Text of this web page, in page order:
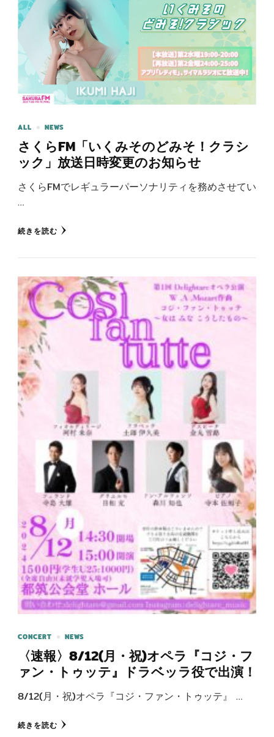
ALL NEWS
さくらFM「いくみそのどみそ！クラシ
ック」放送日時変更のお知らせ
さくらFMでレギュラーパーソナリティを務めさせてい
…
続きを読む
CONCERT NEWS
〈速報〉8/12(月・祝)オペラ『コジ・フ
ァン・トゥッテ』ドラベッラ役で出演！
8/12(月・祝)オペラ『コジ・ファン・トゥッテ』 …
続きを読む